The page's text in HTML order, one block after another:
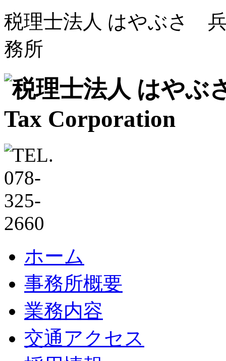
税理士法人 はやぶさ
務所
ホーム
事務所概要
業務内容
交通アクセス